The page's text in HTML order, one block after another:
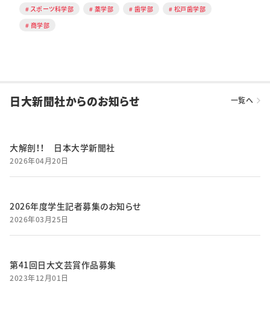
スポーツ科学部
薬学部 歯学部
松戸歯学部
商学部
日大新聞社からのお知らせ 一覧へ
大解剖！！ 日本大学新聞社
2026年04月20日
2026年度学生記者募集のお知らせ
2026年03月25日
第41回日大文芸賞作品募集
2023年12月01日